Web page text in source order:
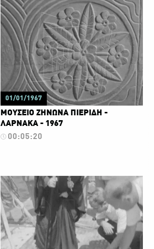
01/01/1967
ΜΟΥΣΕΙΟ ΖΗΝΩΝΑ ΠΙΕΡΙΔΗ -
ΛΑΡΝΑΚΑ - 1967
00:05:20